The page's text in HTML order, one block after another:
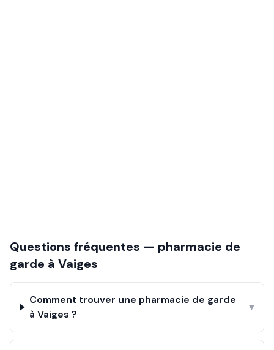
Questions fréquentes — pharmacie de
garde à Vaiges
Comment trouver une pharmacie de garde
à Vaiges ?
▾